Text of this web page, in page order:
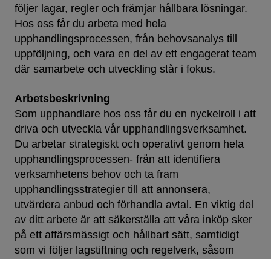
följer lagar, regler och främjar hållbara lösningar.
Hos oss får du arbeta med hela
upphandlingsprocessen, från behovsanalys till
uppföljning, och vara en del av ett engagerat team
där samarbete och utveckling står i fokus.
Arbetsbeskrivning
Som upphandlare hos oss får du en nyckelroll i att
driva och utveckla vår upphandlingsverksamhet.
Du arbetar strategiskt och operativt genom hela
upphandlingsprocessen- från att identifiera
verksamhetens behov och ta fram
upphandlingsstrategier till att annonsera,
utvärdera anbud och förhandla avtal. En viktig del
av ditt arbete är att säkerställa att våra inköp sker
på ett affärsmässigt och hållbart sätt, samtidigt
som vi följer lagstiftning och regelverk, såsom